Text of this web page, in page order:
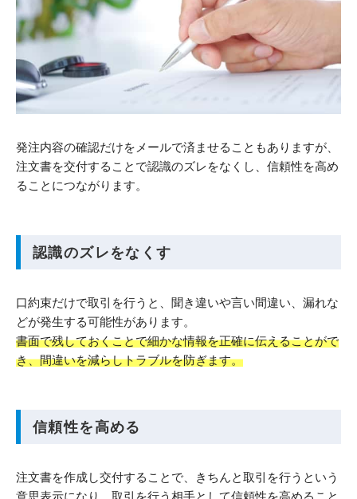
発注内容の確認だけをメールで済ませることもありますが、
注文書を交付することで認識のズレをなくし、信頼性を高め
ることにつながります。
認識のズレをなくす
口約束だけで取引を行うと、聞き違いや言い間違い、漏れな
どが発生する可能性があります。
書面で残しておくことで細かな情報を正確に伝えることがで
き、間違いを減らしトラブルを防ぎます。
信頼性を高める
注文書を作成し交付することで、きちんと取引を行うという